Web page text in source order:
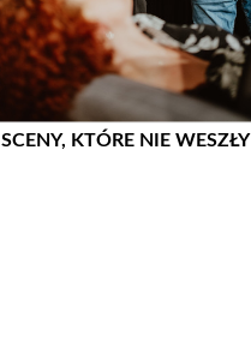
SCENY, KTÓRE NIE WESZŁY